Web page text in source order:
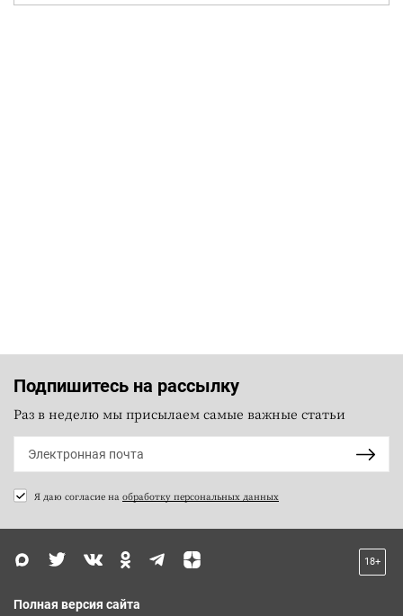
Подпишитесь на рассылку
Раз в неделю мы присылаем самые важные статьи
Я даю согласие на обработку персональных данных
18+
Полная версия сайта